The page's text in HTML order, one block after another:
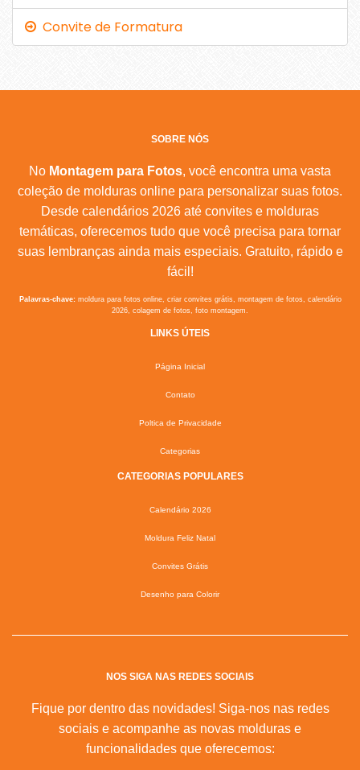
Convite de Formatura
SOBRE NÓS
No Montagem para Fotos, você encontra uma vasta
coleção de molduras online para personalizar suas fotos.
Desde calendários 2026 até convites e molduras
temáticas, oferecemos tudo que você precisa para tornar
suas lembranças ainda mais especiais. Gratuito, rápido e
fácil!
Palavras-chave:moldura para fotos online, criar convites grátis, montagem de fotos, calendário
2026, colagem de fotos, foto montagem.
LINKS ÚTEIS
Página Inicial
Contato
Poltica de Privacidade
Categorias
CATEGORIAS POPULARES
Calendário 2026
Moldura Feliz Natal
Convites Grátis
Desenho para Colorir
NOS SIGA NAS REDES SOCIAIS
Fique por dentro das novidades! Siga-nos nas redes
sociais e acompanhe as novas molduras e
funcionalidades que oferecemos: